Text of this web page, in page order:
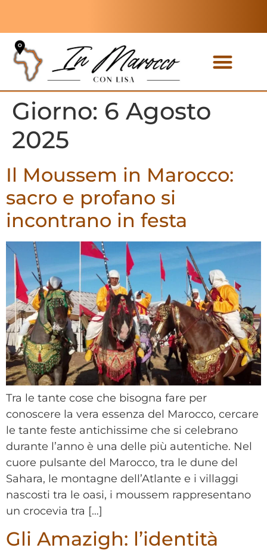
Giorno: 6 Agosto
2025
Il Moussem in Marocco:
sacro e profano si
incontrano in festa
Tra le tante cose che bisogna fare per
conoscere la vera essenza del Marocco, cercare
le tante feste antichissime che si celebrano
durante l’anno è una delle più autentiche. Nel
cuore pulsante del Marocco, tra le dune del
Sahara, le montagne dell’Atlante e i villaggi
nascosti tra le oasi, i moussem rappresentano
un crocevia tra […]
Gli Amazigh: l’identità